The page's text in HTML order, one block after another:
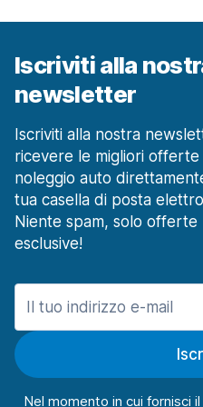
a partire da 42,38 € al
Milano Stazione
a partire da 21,28 € al giorno
Milano Stazione
a partire da 30,29 € al
Modena
165 offerte in 3 sedi
Modena Stazione
a partire da 53,27 € al giorno
Napoli
1120 offerte in 15 sedi
a partire da 61,70 € al
a partire da 17,51 € al
Iscriviti alla
newsletter
Iscriviti alla nostra
ricevere le migliori offerte
noleggio auto
tua casella di posta
Niente spam, solo offerte
esclusive!
Nel momento in cui fornisci